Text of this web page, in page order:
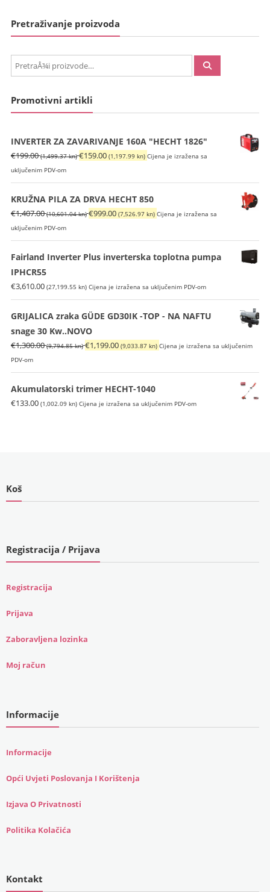
Pretraživanje proizvoda
PretraÅ¾i:
Promotivni artikli
INVERTER ZA ZAVARIVANJE 160A "HECHT 1826"
€199.00 (1,499.37 kn)Izvorna
bila
je:
€199.00
kn).
€159.00 (1,197.99 kn) Trenutna
je:
€159.00
(1,197.99
Cijena je izražena sa
uključenim PDV-om
KRUŽNA PILA ZA DRVA HECHT 850
€1,407.00 (10,601.04 kn)Izvorna
bila
je:
€999.00 (7,526.97 kn) Trenutna
je:
€999.00
kn).
Cijena je izražena sa
uključenim PDV-om
Fairland Inverter Plus inverterska toplotna pumpa
IPHCR55
€3,610.00 (27,199.55 kn) Cijena je izražena sa uključenim PDV-om
GRIJALICA zraka GÜDE GD30IK -TOP - NA NAFTU
snage 30 Kw..NOVO
€1,300.00 (9,794.85 kn)Izvorna
bila
je:
€1,300.00
€1,199.00 (9,033.87 kn) Trenutna
je:
(9,033.87
Cijena je izražena sa uključenim
PDV-om
Akumulatorski trimer HECHT-1040
€133.00 (1,002.09 kn) Cijena je izražena sa uključenim PDV-om
Koš
Registracija / Prijava
Registracija
Prijava
Zaboravljena lozinka
Moj račun
Informacije
Informacije
Opći Uvjeti Poslovanja I Korištenja
Izjava O Privatnosti
Politika Kolačića
Kontakt